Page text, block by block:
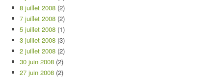
8 juillet 2008 (2)
7 juillet 2008 (2)
5 juillet 2008 (1)
3 juillet 2008 (3)
2 juillet 2008 (2)
30 juin 2008 (2)
27 juin 2008 (2)